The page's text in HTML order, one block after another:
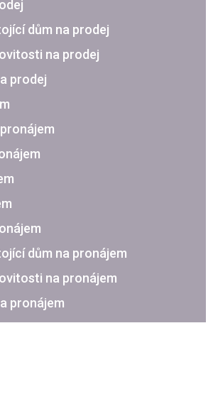
dům na prodej
na prodej
prodej
dům na pronájem
na pronájem
pronájem